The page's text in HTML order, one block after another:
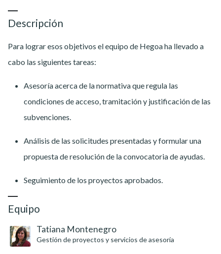
Descripción
Para lograr esos objetivos el equipo de Hegoa ha llevado a
cabo las siguientes tareas:
Asesoría acerca de la normativa que regula las
condiciones de acceso, tramitación y justificación de las
subvenciones.
Análisis de las solicitudes presentadas y formular una
propuesta de resolución de la convocatoria de ayudas.
Seguimiento de los proyectos aprobados.
Equipo
Tatiana Montenegro
Gestión de proyectos y servicios de asesoría